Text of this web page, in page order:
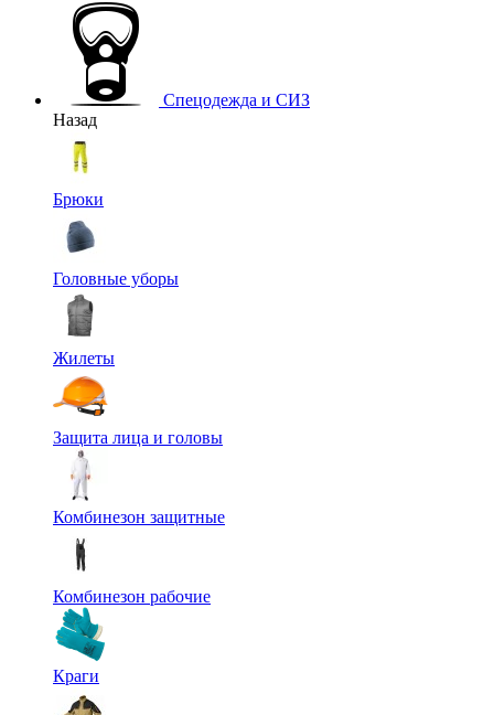
Спецодежда и СИЗ
Назад
Брюки
Головные уборы
Жилеты
Защита лица и головы
Комбинезон защитные
Комбинезон рабочие
Краги